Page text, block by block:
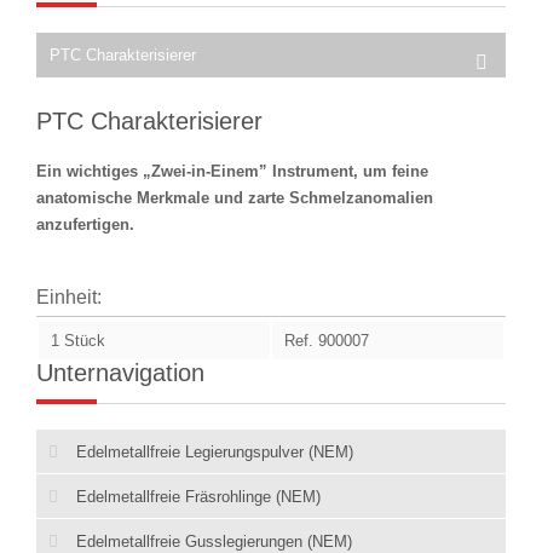
PTC Charakterisierer
PTC Charakterisierer
Ein wichtiges „Zwei-in-Einem” Instrument, um feine
anatomische Merkmale und zarte Schmelzanomalien
anzufertigen.
Einheit:
1 Stück Ref. 900007
Unternavigation
Edelmetallfreie Legierungspulver (NEM)
Edelmetallfreie Fräsrohlinge (NEM)
Edelmetallfreie Gusslegierungen (NEM)